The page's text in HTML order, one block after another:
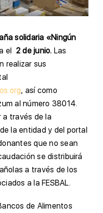
solidaria «Ningún
el 2 de junio. Las
realizar sus
, así como
al número 38014.
a través de la
la entidad y del portal
que no sean
se distribuirá
a través de los
a la FESBAL.
de Alimentos